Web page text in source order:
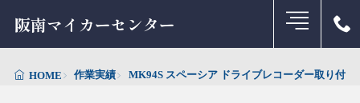
阪南マイカーセンター
HOME 作業実績 MK94S スペーシア ドライブレコーダー取り付け